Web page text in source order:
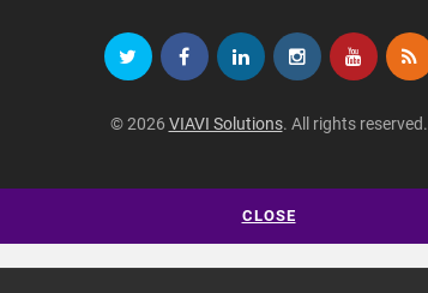
© 2026 VIAVI Solutions. All rights reserved.
CLOSE